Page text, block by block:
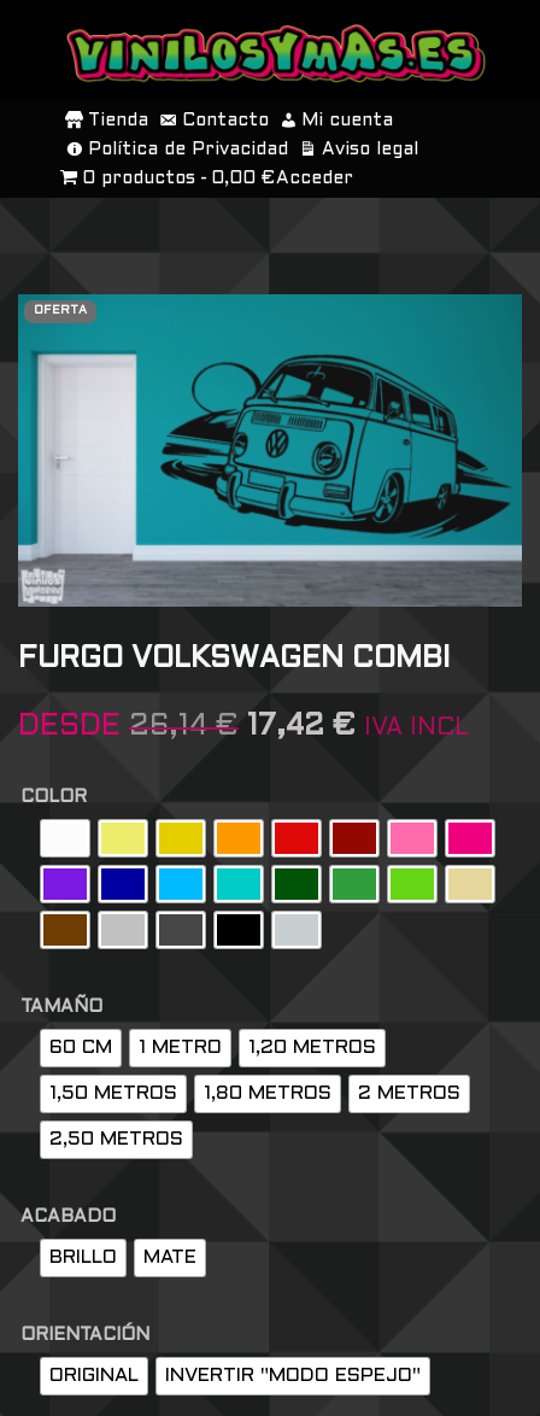
SALTAR
CONTENIDO
Tienda Contacto
Mi cuenta
Política de Privacidad
Aviso legal
0 productos
0,00 € Acceder
OFERTA
FURGO VOLKSWAGEN COMBI
DESDE 26,14€ 17,42 € IVA INCL
COLOR
TAMAÑO
60 CM 1 METRO 1,20 METROS
1,50 METROS 1,80 METROS 2 METROS
2,50 METROS
ACABADO
BRILLO MATE
ORIENTACIÓN
ORIGINAL INVERTIR "MODO ESPEJO"